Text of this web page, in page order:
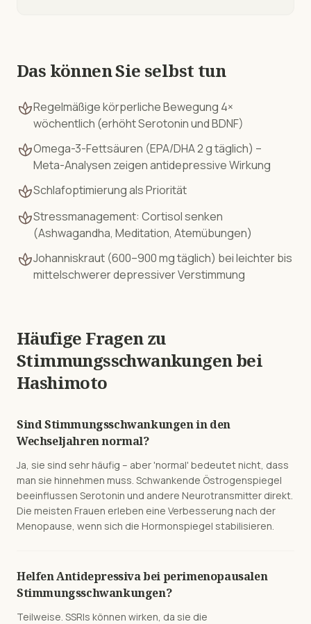
Das können Sie selbst tun
spaRegelmäßige körperliche Bewegung 4×
wöchentlich (erhöht Serotonin und BDNF)
spaOmega-3-Fettsäuren (EPA/DHA 2 g täglich) –
Meta-Analysen zeigen antidepressive Wirkung
spaSchlafoptimierung als Priorität
spaStressmanagement: Cortisol senken
(Ashwagandha, Meditation, Atemübungen)
spaJohanniskraut (600–900 mg täglich) bei leichter bis
mittelschwerer depressiver Verstimmung
Häufige Fragen zu
Stimmungsschwankungenbei
Hashimoto
Sind Stimmungsschwankungen in den
Wechseljahren normal?
Ja, sie sind sehr häufig – aber 'normal' bedeutet nicht, dass
man sie hinnehmen muss. Schwankende Östrogenspiegel
beeinflussen Serotonin und andere Neurotransmitter direkt.
Die meisten Frauen erleben eine Verbesserung nach der
Menopause, wenn sich die Hormonspiegel stabilisieren.
Helfen Antidepressiva bei perimenopausalen
Stimmungsschwankungen?
Teilweise. SSRIs können wirken, da sie die